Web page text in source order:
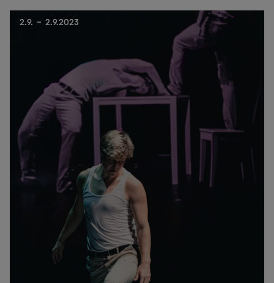
2.9. - 2.9.2023